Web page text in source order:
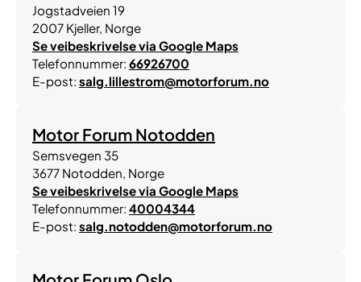
Jogstadveien 19
2007 Kjeller, Norge
Se veibeskrivelse via Google Maps
Telefonnummer: 66926700
E-post: salg.lillestrom@motorforum.no
Motor Forum Notodden
Semsvegen 35
3677 Notodden, Norge
Se veibeskrivelse via Google Maps
Telefonnummer: 40004344
E-post: salg.notodden@motorforum.no